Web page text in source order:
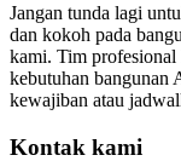
Jangan tunda lagi
dan kokoh pada
kami. Tim
kebutuhan bangunan
kewajiban atau
Kontak kami